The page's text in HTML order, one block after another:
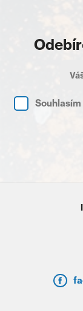
Souhlasím